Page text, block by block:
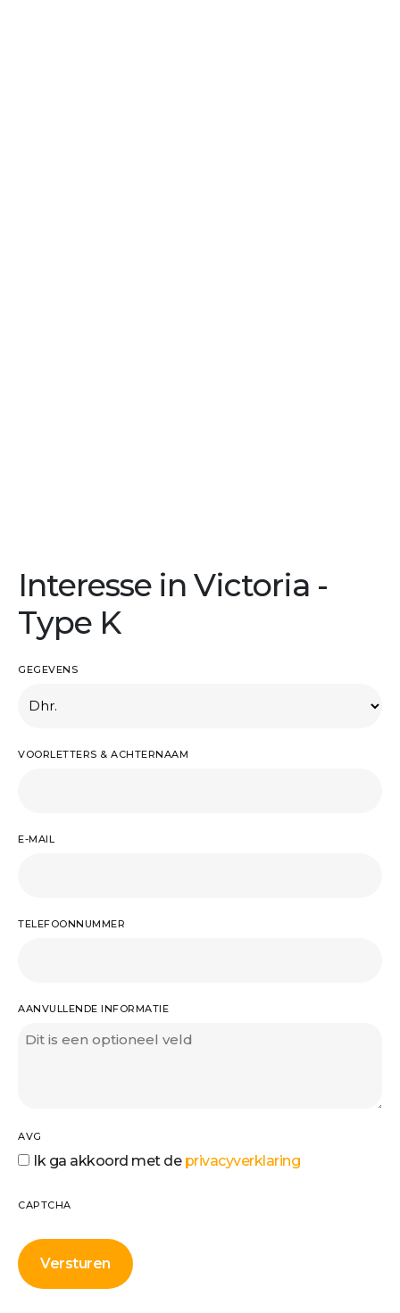
Interesse in Victoria -
Type K
GEGEVENS
VOORLETTERS & ACHTERNAAM
E-MAIL
TELEFOONNUMMER
AANVULLENDE INFORMATIE
AVG
Ik ga akkoord met de privacyverklaring
CAPTCHA